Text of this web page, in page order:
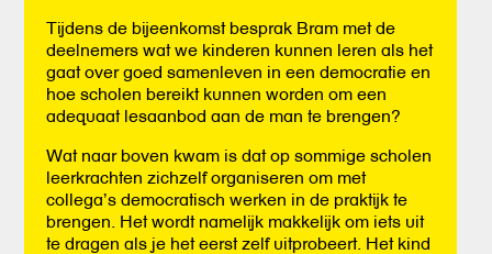
Tijdens de bijeenkomst besprak Bram met de
deelnemers wat we kinderen kunnen leren als het
gaat over goed samenleven in een democratie en
hoe scholen bereikt kunnen worden om een
adequaat lesaanbod aan de man te brengen?
Wat naar boven kwam is dat op sommige scholen
leerkrachten zichzelf organiseren om met
collega’s democratisch werken in de praktijk te
brengen. Het wordt namelijk makkelijk om iets uit
te dragen als je het eerst zelf uitprobeert. Het kind